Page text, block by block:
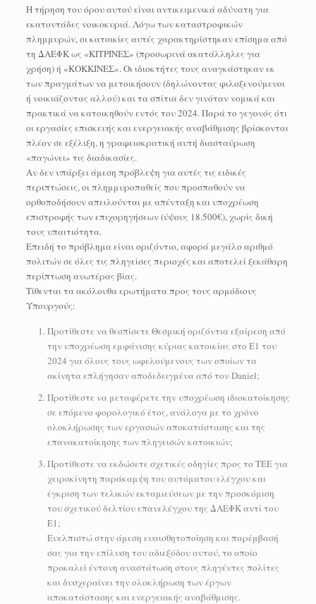
Η τήρηση του όρου αυτού είναι αντικειμενικά αδύνατη για
εκατοντάδες νοικοκυριά. Λόγω των καταστροφικών
πλημμυρών, οι κατοικίες αυτές χαρακτηρίστηκαν επίσημα από
τη ΔΑΕΦΚ ως «ΚΙΤΡΙΝΕΣ» (προσωρινά ακατάλληλες για
χρήση) ή «ΚΟΚΚΙΝΕΣ». Οι ιδιοκτήτες τους αναγκάστηκαν εκ
των πραγμάτων να μετοικήσουν (δηλώνοντας φιλοξενούμενοι
ή νοικιάζοντας αλλού) και τα σπίτια δεν γινόταν νομικά και
πρακτικά να κατοικηθούν εντός του 2024. Παρά το γεγονός ότι
οι εργασίες επισκευής και ενεργειακής αναβάθμισης βρίσκονται
πλέον σε εξέλιξη, η γραφειοκρατική αυτή διασταύρωση
«παγώνει» τις διαδικασίες.
Αν δεν υπάρξει άμεση πρόβλεψη για αυτές τις ειδικές
περιπτώσεις, οι πλημμυροπαθείς που προσπαθούν να
ορθοποδήσουν απειλούνται με απένταξη και υποχρέωση
επιστροφής των επιχορηγήσεων (ύψους 18.500€), χωρίς δική
τους υπαιτιότητα.
Επειδή το πρόβλημα είναι οριζόντιο, αφορά μεγάλο αριθμό
πολιτών σε όλες τις πληγείσες περιοχές και αποτελεί ξεκάθαρη
περίπτωση ανωτέρας βίας.
Τίθενται τα ακόλουθα ερωτήματα προς τους αρμόδιους
Υπουργούς:
Προτίθεστε να θεσπίσετε Θεσμική οριζόντια εξαίρεση από
την υποχρέωση εμφάνισης κύριας κατοικίας στο Ε1 του
2024 για όλους τους ωφελούμενους των οποίων τα
ακίνητα επλήγησαν αποδεδειγμένα από τον Daniel;
Προτίθεστε να μεταφέρετε την υποχρέωση ιδιοκατοίκησης
σε επόμενο φορολογικό έτος, ανάλογα με το χρόνο
ολοκλήρωσης των εργασιών αποκατάστασης και της
επανακατοίκησης των πληγεισών κατοικιών;
Προτίθεστε να εκδώσετε σχετικές οδηγίες προς το ΤΕΕ για
χειροκίνητη παράκαμψη του αυτόματου ελέγχου και
έγκριση των τελικών εκταμιεύσεων με την προσκόμιση
του σχετικού δελτίου επανελέγχου της ΔΑΕΦΚ αντί του
Ε1;
Ευελπιστώ στην άμεση ευαισθητοποίηση και παρέμβασή
σας για την επίλυση του αδιεξόδου αυτού, το οποίο
προκαλεί έντονη αναστάτωση στους πληγέντες πολίτες
και δυσχεραίνει την ολοκλήρωση των έργων
αποκατάστασης και ενεργειακής αναβάθμισης.